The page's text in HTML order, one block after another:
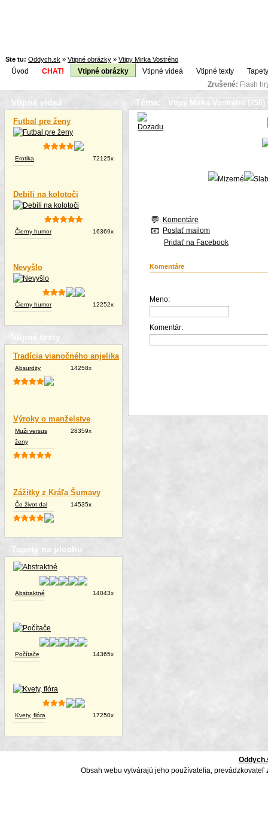
Ste tu: Oddych.sk » Vtipné obrázky » Vtipy Mirka Vostrého
Úvod CHAT! Vtipné obrázky Vtipné videá Vtipné texty
Zrušené: Flash
Vtipné videá
Futbal pre ženy
Erotika 72125x
Debili na kolotoči
Čierny humor 16369x
Nevyšlo
Čierny humor 12252x
Vtipné texty
Tradícia vianočného anjelika
Absurdity 14258x
Výroky o manželstve
Muži versus
ženy
28359x
Zážitky z Kráľa Šumavy
Čo život dal 14535x
Tapety na plochu
Abstraktné 14043x
Počítače 14365x
Kvety, flóra 17250x
Téma:
Komentáre
Poslať mailom
Pridať na Facebook
Komentáre
Meno:
Komentár:
Obsah webu vytvárajú jeho používatelia,